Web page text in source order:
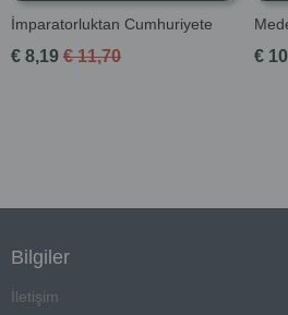
İmparatorluktan Cumhuriyete
€ 8,19 € 11,70 €
Bilgiler
İletişim